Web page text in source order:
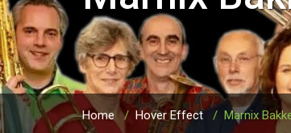
Home / Hover Effect/ Marnix